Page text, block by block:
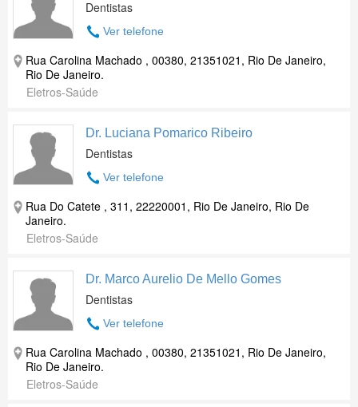
Dentistas
Ver telefone
Rua Carolina Machado , 00380, 21351021, Rio De Janeiro,
Rio De Janeiro.
Eletros-Saúde
Dr. Luciana Pomarico Ribeiro
Dentistas
Ver telefone
Rua Do Catete , 311, 22220001, Rio De Janeiro, Rio De
Janeiro.
Eletros-Saúde
Dr. Marco Aurelio De Mello Gomes
Dentistas
Ver telefone
Rua Carolina Machado , 00380, 21351021, Rio De Janeiro,
Rio De Janeiro.
Eletros-Saúde